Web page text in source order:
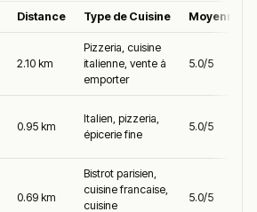
Distance Type de Cuisine Moyenne
2.10 km
Pizzeria, cuisine
italienne, vente à
emporter
5.0/5
0.95 km
Italien, pizzeria,
épicerie fine
5.0/5
0.69 km
Bistrot parisien,
cuisine francaise,
cuisine
5.0/5